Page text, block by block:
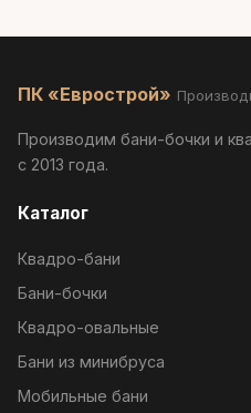
ПК «Еврострой»
Производим бани-бочки и
с 2013 года.
Каталог
Квадро-бани
Бани-бочки
Квадро-овальные
Бани из минибруса
Мобильные бани